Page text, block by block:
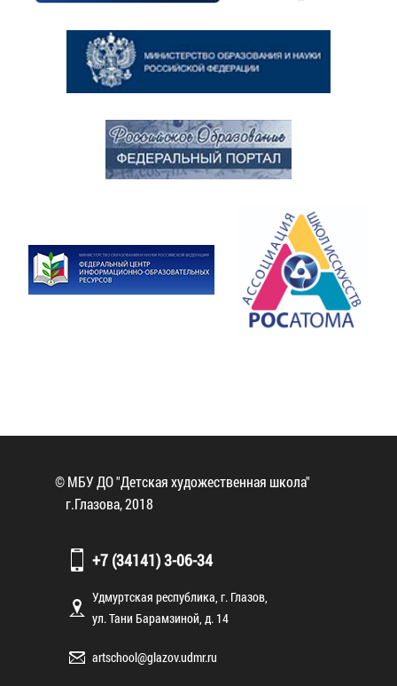
© МБУ ДО "Детская художественная школа"
г.Глазова, 2018
+7 (34141) 3-06-34
Удмуртская республика, г. Глазов,
ул. Тани Барамзиной, д. 14
artschool@glazov.udmr.ru